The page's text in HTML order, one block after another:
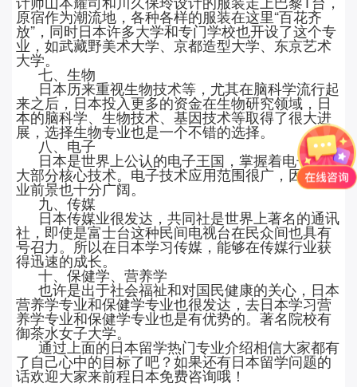
原宿作为潮流地，各种各样的服装在这里“百花齐
放”，同时日本许多大学和专门学校也开设了这个专
业，如武藏野美术大学、京都造型大学、东京艺术
大学。
七、生物
日本历来重视生物技术等，尤其在脑科学流行起
来之后，日本投入更多的资金在生物研究领域，日
本的脑科学、生物技术、基因技术等取得了很大进
展，选择生物专业也是一个不错的选择。
八、电子
日本是世界上公认的电子王国，掌握着电子行业
大部分核心技术。电子技术应用范围很广，因此就
业前景也十分广阔。
九、传媒
日本传媒业很发达，共同社是世界上著名的通讯
社，即使是富士台这种民间电视台在民众间也具有
号召力。所以在日本学习传媒，能够在传媒行业获
得迅速的成长。
十、保健学、营养学
也许是出于社会福祉和对国民健康的关心，日本
营养学专业和保健学专业也很发达，去日本学习营
养学专业和保健学专业也是有优势的。著名院校有
御茶水女子大学。
通过上面的日本留学热门专业介绍相信大家都有
了自己心中的目标了吧？如果还有日本留学问题的
话欢迎大家来前程日本免费咨询哦！